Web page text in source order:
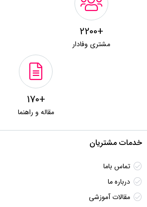
+2200
مشتری وفادار
+170
مقاله و راهنما
خدمات مشتریان
تماس باما
درباره ما
مقالات آموزشی